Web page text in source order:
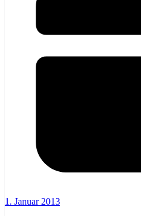
1. Januar 2013